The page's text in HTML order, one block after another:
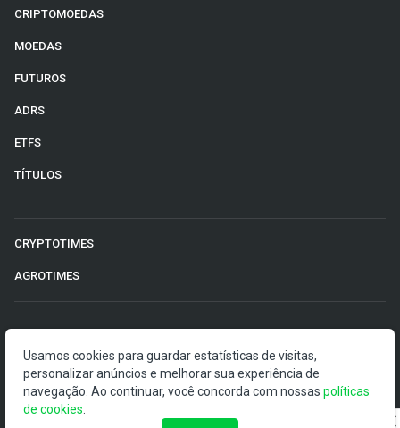
CRIPTOMOEDAS
MOEDAS
FUTUROS
ADRS
ETFS
TÍTULOS
CRYPTOTIMES
AGROTIMES
O Money Times publica matérias de cunho jornalístico, que
visam a democratização da informação. Nossas
publicações devem ser compreendidas como boletins
Usamos cookies para guardar estatísticas de visitas,
personalizar anúncios e melhorar sua experiência de
navegação. Ao continuar, você concorda com nossas políticas
de cookies